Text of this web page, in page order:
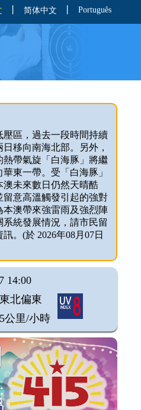
简体中文 Português
壓區，過去一段時間持續
移向南海北部。另外，
熱帶氣旋「白海豚」將繼
東一帶。受「白海豚」
未來數日仍然天晴酷
意高溫觸發引起的強對
澳帶來強雷雨及強烈陣
統發展情況，請市民留
。(於 2026年08月07日
14:00
東北偏東
5公里/小時